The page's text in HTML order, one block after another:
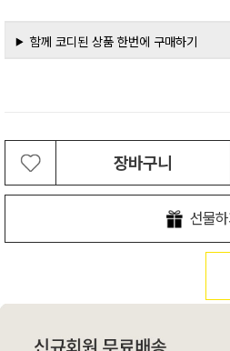
함께 코디된 상품 한번에 구매하기
장바구니
선물하